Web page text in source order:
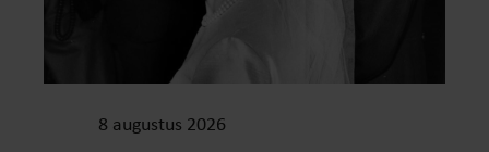
8 augustus 2026